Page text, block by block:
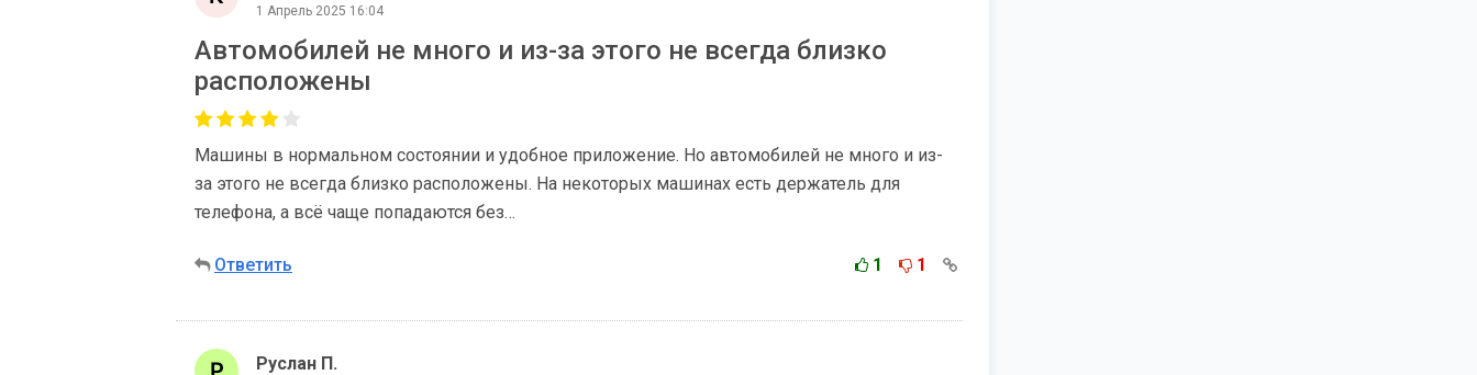
1 Апрель 2025 16:04
Автомобилей не много и из-за этого не всегда близко
расположены
Машины в нормальном состоянии и удобное приложение. Но автомобилей не много и из-
за этого не всегда близко расположены. На некоторых машинах есть держатель для
телефона, а всё чаще попадаются без…
Ответить 1 1
Руслан П.